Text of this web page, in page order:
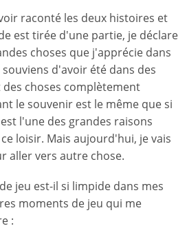
raconté les deux histoires et
est tirée d'une partie, je déclare
choses que j'apprécie dans
d'avoir été dans des
choses complètement
le souvenir est le même que si
l'une des grandes raisons
loisir. Mais aujourd'hui, je vais
aller vers autre chose.
jeu est-il si limpide dans mes
moments de jeu qui me
: